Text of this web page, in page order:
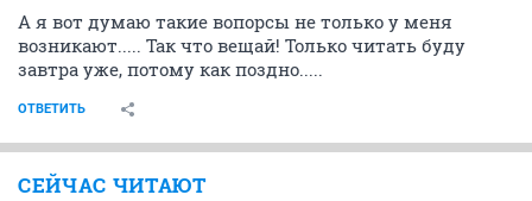
А я вот думаю такие вопорсы не только у меня
возникают..... Так что вещай! Только читать буду
завтра уже, потому как поздно.....
ОТВЕТИТЬ
СЕЙЧАС ЧИТАЮТ